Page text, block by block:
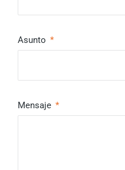
Asunto
Mensaje